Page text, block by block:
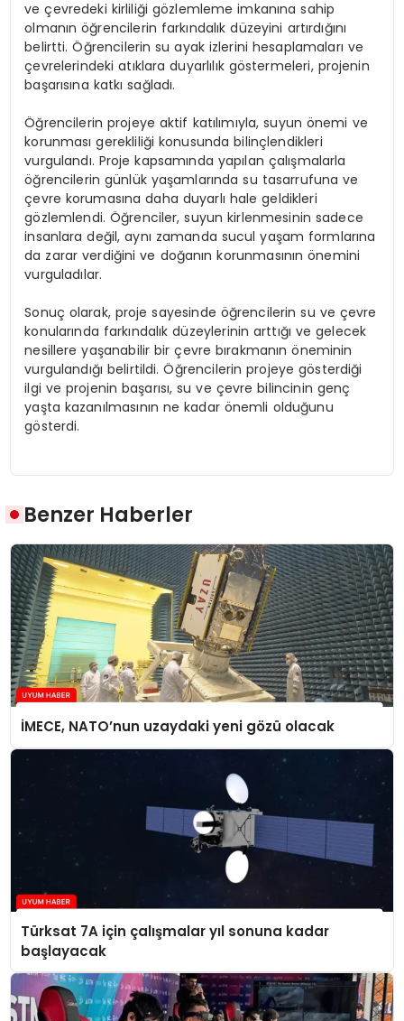
ve çevredeki kirliliği gözlemleme imkanına sahip
olmanın öğrencilerin farkındalık düzeyini artırdığını
belirtti. Öğrencilerin su ayak izlerini hesaplamaları ve
çevrelerindeki atıklara duyarlılık göstermeleri, projenin
başarısına katkı sağladı.
Öğrencilerin projeye aktif katılımıyla, suyun önemi ve
korunması gerekliliği konusunda bilinçlendikleri
vurgulandı. Proje kapsamında yapılan çalışmalarla
öğrencilerin günlük yaşamlarında su tasarrufuna ve
çevre korumasına daha duyarlı hale geldikleri
gözlemlendi. Öğrenciler, suyun kirlenmesinin sadece
insanlara değil, aynı zamanda sucul yaşam formlarına
da zarar verdiğini ve doğanın korunmasının önemini
vurguladılar.
Sonuç olarak, proje sayesinde öğrencilerin su ve çevre
konularında farkındalık düzeylerinin arttığı ve gelecek
nesillere yaşanabilir bir çevre bırakmanın öneminin
vurgulandığı belirtildi. Öğrencilerin projeye gösterdiği
ilgi ve projenin başarısı, su ve çevre bilincinin genç
yaşta kazanılmasının ne kadar önemli olduğunu
gösterdi.
Benzer Haberler
İMECE, NATO’nun uzaydaki yeni gözü olacak
Türksat 7A için çalışmalar yıl sonuna kadar
başlayacak